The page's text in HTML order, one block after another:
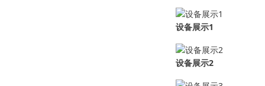
设备展示1
设备展示2